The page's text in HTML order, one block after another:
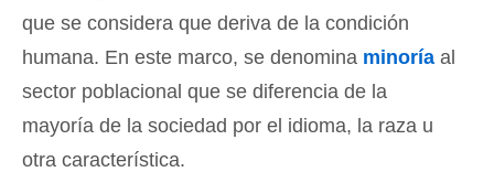
que se considera que deriva de la condición
humana. En este marco, se denomina minoría al
sector poblacional que se diferencia de la
mayoría de la sociedad por el idioma, la raza u
otra característica.